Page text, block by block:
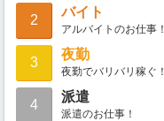
2
バイト
アルバイトのお仕事！
3
夜勤
夜勤でバリバリ稼ぐ！
4
派遣
派遣のお仕事！